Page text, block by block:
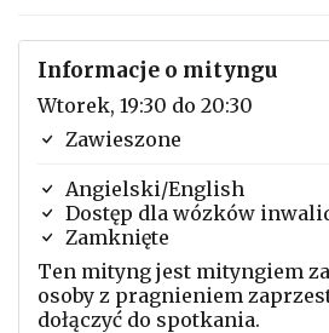
Informacje o mityngu
Wtorek, 19:30 do 20:30
Zawieszone
Angielski/English
Dostęp dla wózków
Zamknięte
Ten mityng jest mityngiem
osoby z pragnieniem
dołączyć do spotkania.